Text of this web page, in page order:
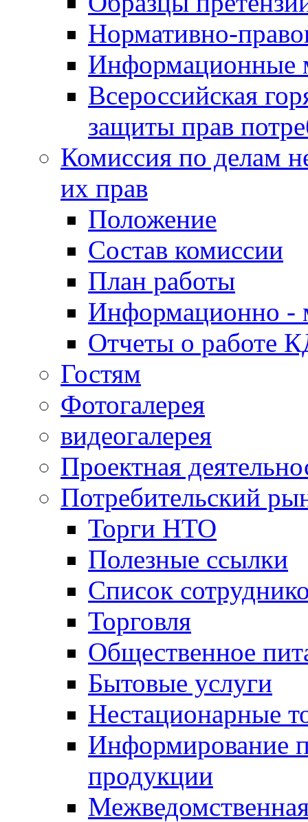
Нормативно-
Информационные
Всероссийская
защиты прав
Комиссия по делам
их прав
Положение
Состав комиссии
План работы
Информационно -
Отчеты о работе
Гостям
Фотогалерея
видеогалерея
Проектная
Потребительский
Торги НТО
Полезные ссылки
Список
Торговля
Общественное
Бытовые услуги
Нестационарные
Информирование
продукции